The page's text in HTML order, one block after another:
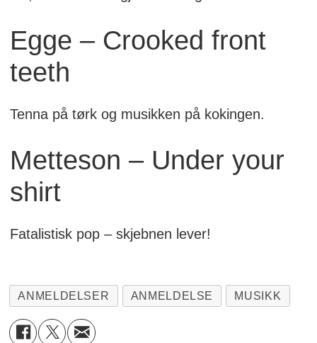
Egge – Crooked front
teeth
Tenna på tørk og musikken på kokingen.
Metteson – Under your
shirt
Fatalistisk pop – skjebnen lever!
ANMELDELSER ANMELDELSE MUSIKK